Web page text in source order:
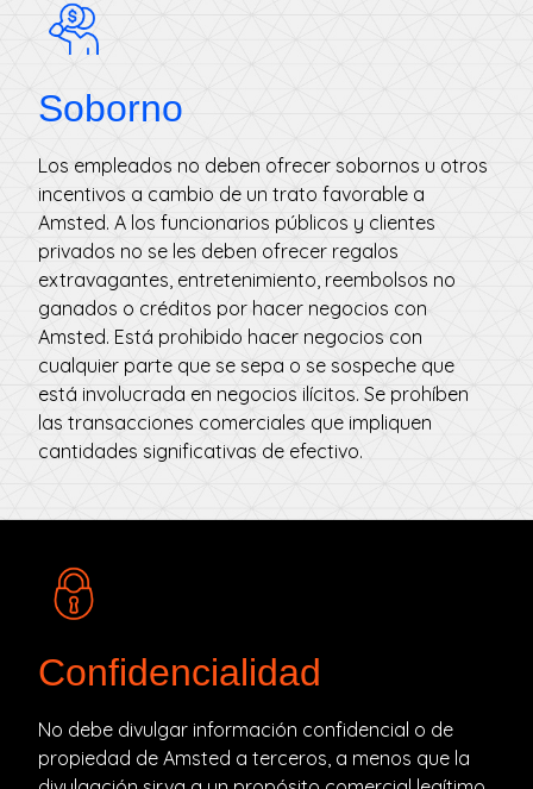
Soborno
Los empleados no deben ofrecer sobornos u otros
incentivos a cambio de un trato favorable a
Amsted. A los funcionarios públicos y clientes
privados no se les deben ofrecer regalos
extravagantes, entretenimiento, reembolsos no
ganados o créditos por hacer negocios con
Amsted. Está prohibido hacer negocios con
cualquier parte que se sepa o se sospeche que
está involucrada en negocios ilícitos. Se prohíben
las transacciones comerciales que impliquen
cantidades significativas de efectivo.
Confidencialidad
No debe divulgar información confidencial o de
propiedad de Amsted a terceros, a menos que la